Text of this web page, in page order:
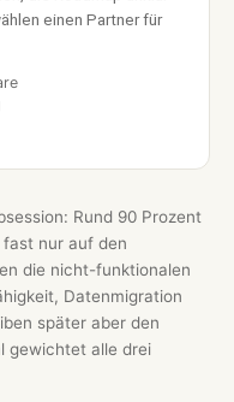
einen Partner für
Rund 90 Prozent
nur auf den
die nicht-funktionalen
Datenmigration
später aber den
gewichtet alle drei